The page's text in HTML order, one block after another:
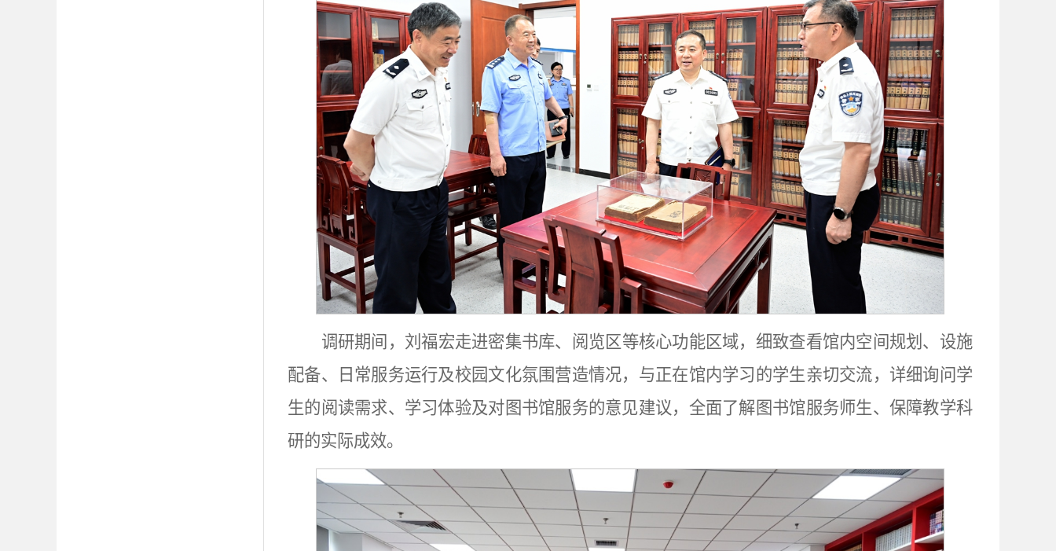
调研期间，刘福宏走进密集书库、阅览区等核心功能区域，细致查看馆内空间规划、设施
配备、日常服务运行及校园文化氛围营造情况，与正在馆内学习的学生亲切交流，详细询问学
生的阅读需求、学习体验及对图书馆服务的意见建议，全面了解图书馆服务师生、保障教学科
研的实际成效。